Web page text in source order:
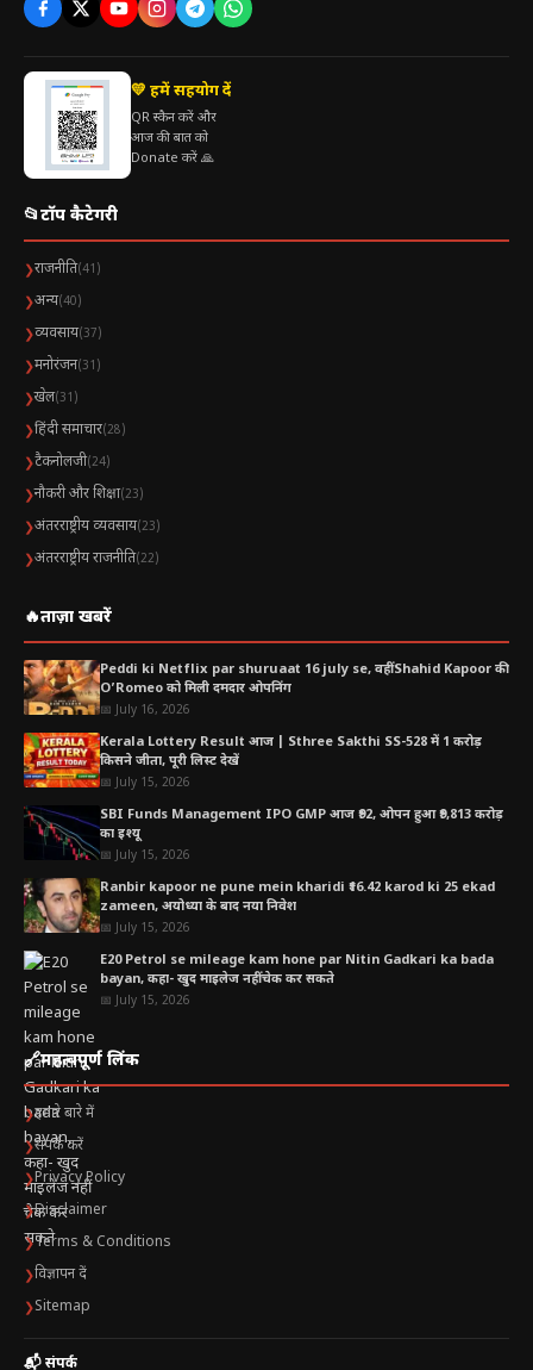
💛 हमें सहयोग दें
QR स्कैन करें और
आज की बात को
Donate करें 🙏
📂टॉप कैटेगरी
❯राजनीति(41)
❯अन्य(40)
❯व्यवसाय(37)
❯मनोरंजन(31)
❯खेल(31)
❯हिंदी समाचार(28)
❯टैकनोलजी(24)
❯नौकरी और शिक्षा(23)
❯अंतरराष्ट्रीय व्यवसाय(23)
❯अंतरराष्ट्रीय राजनीति(22)
🔥ताज़ा खबरें
Peddi ki Netflix par shuruaat 16 july se, वहीं Shahid Kapoor की
O’Romeo को मिली दमदार ओपनिंग
📅 July 16, 2026
Kerala Lottery Result आज | Sthree Sakthi SS-528 में 1 करोड़
किसने जीता, पूरी लिस्ट देखें
📅 July 15, 2026
SBI Funds Management IPO GMP आज ₹92, ओपन हुआ ₹9,813 करोड़
का इश्यू
📅 July 15, 2026
Ranbir kapoor ne pune mein kharidi ₹16.42 karod ki 25 ekad
zameen, अयोध्या के बाद नया निवेश
📅 July 15, 2026
E20 Petrol se mileage kam hone par Nitin Gadkari ka bada
bayan, कहा- खुद माइलेज नहीं चेक कर सकते
📅 July 15, 2026
🔗महत्वपूर्ण लिंक
❯हमारे बारे में
❯संपर्क करें
❯Privacy Policy
❯Disclaimer
❯Terms & Conditions
❯विज्ञापन दें
❯Sitemap
📬 संपर्क